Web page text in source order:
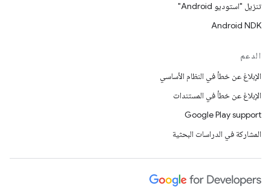
تنزيل "استوديو Android"
Android NDK
الدعم
الإبلاغ عن خطأ في النظام الأساسي
الإبلاغ عن خطأ في المستندات
Google Play support
المشاركة في الدراسات البحثية